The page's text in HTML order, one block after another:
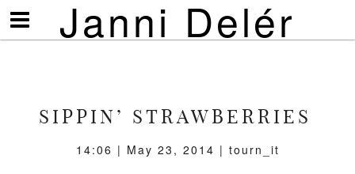
Janni Delér
Visa/göm
meny
SIPPIN’ STRAWBERRIES
14:06 | May 23, 2014 | tourn_it